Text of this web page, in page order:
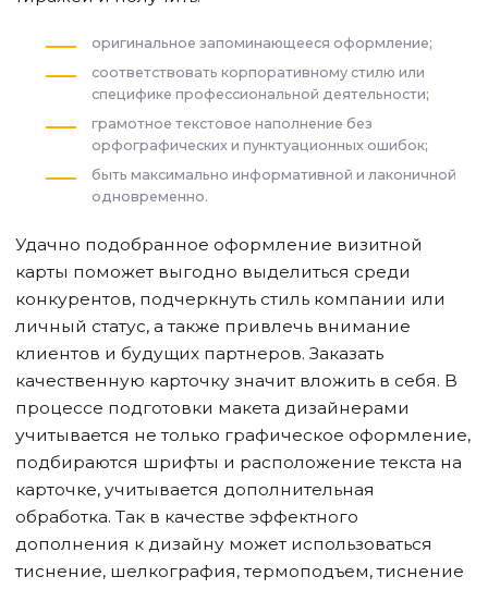
оригинальное запоминающееся оформление;
соответствовать корпоративному стилю или
специфике профессиональной деятельности;
грамотное текстовое наполнение без
орфографических и пунктуационных ошибок;
быть максимально информативной и лаконичной
одновременно.
Удачно подобранное оформление визитной
карты поможет выгодно выделиться среди
конкурентов, подчеркнуть стиль компании или
личный статус, а также привлечь внимание
клиентов и будущих партнеров. Заказать
качественную карточку значит вложить в себя. В
процессе подготовки макета дизайнерами
учитывается не только графическое оформление,
подбираются шрифты и расположение текста на
карточке, учитывается дополнительная
обработка. Так в качестве эффектного
дополнения к дизайну может использоваться
тиснение, шелкография, термоподъем, тиснение